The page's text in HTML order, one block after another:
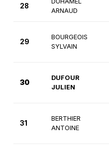
28
ARNAUD
29
BOURGEOIS
SYLVAIN
30
DUFOUR
JULIEN
31
BERTHIER
ANTOINE